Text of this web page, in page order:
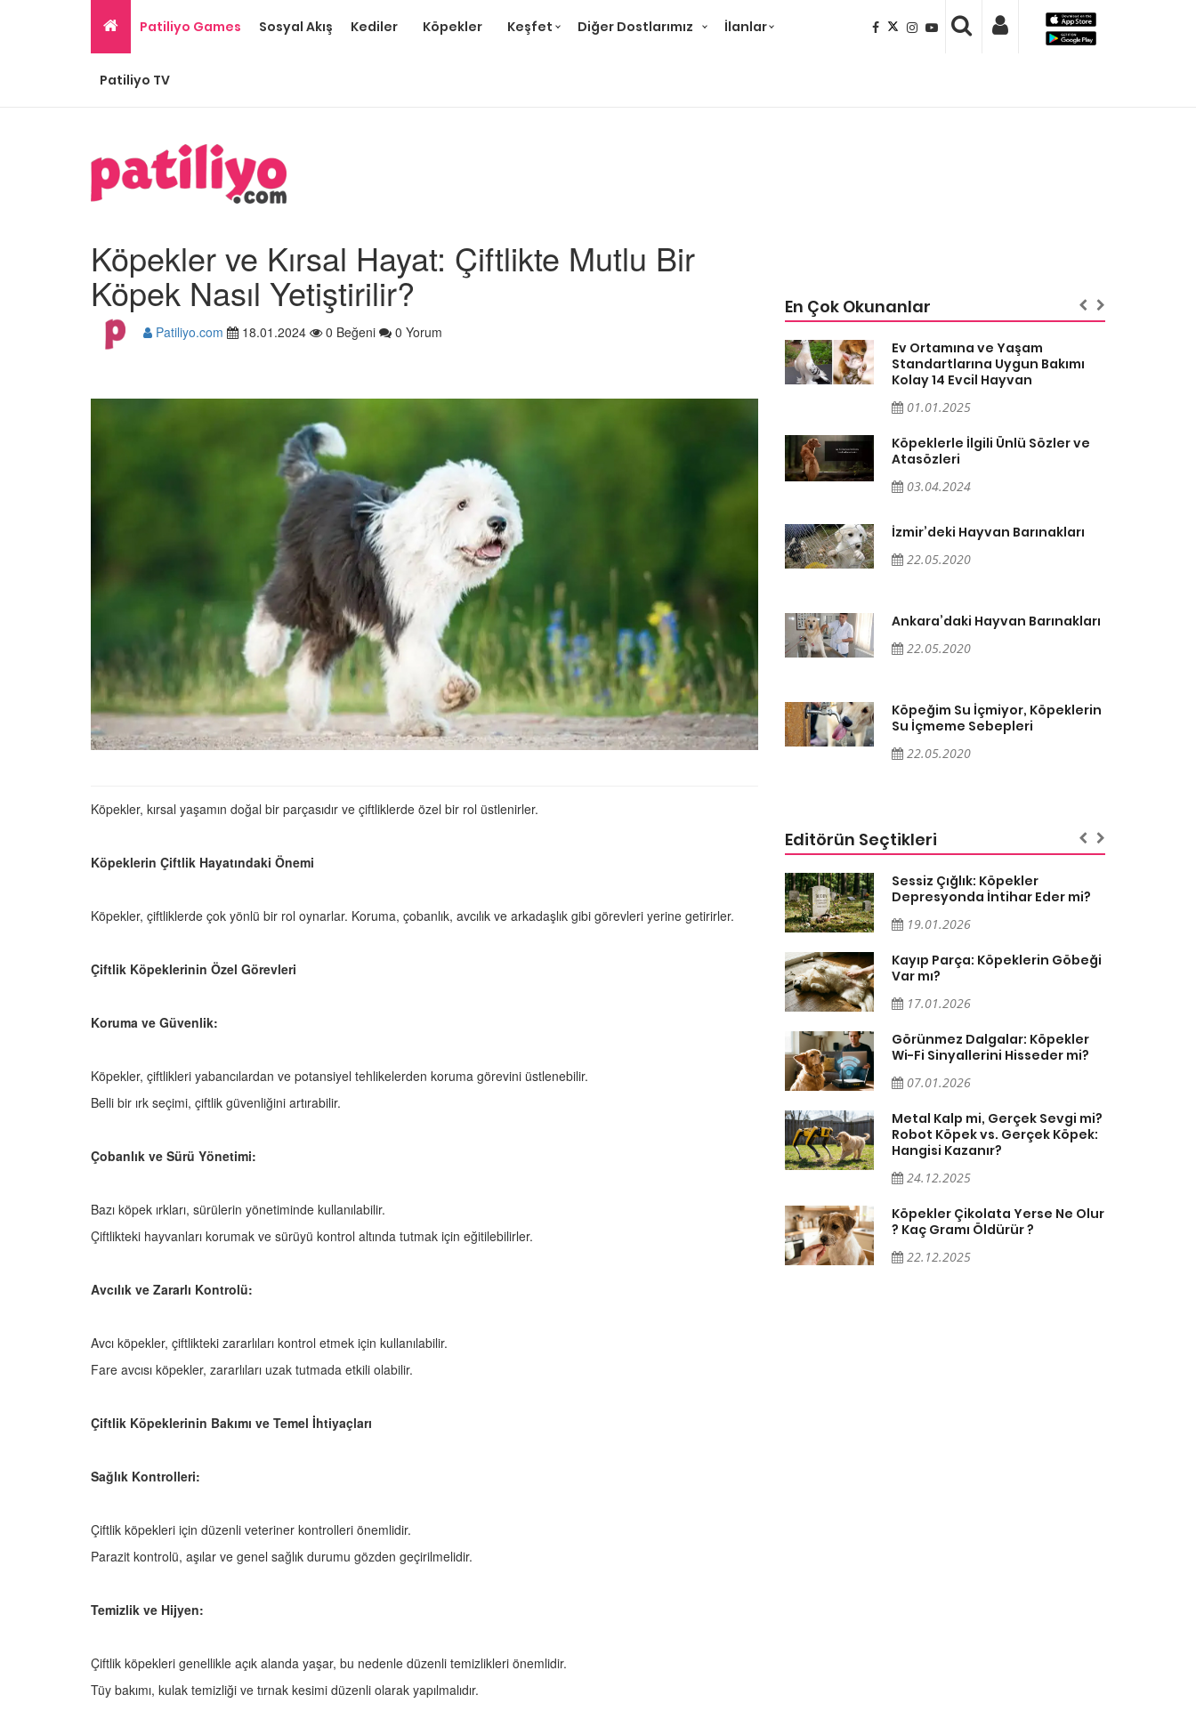
Patiliyo Games Sosyal Akış Kediler Köpekler Keşfet Diğer Dostlarımız İlanlar
Patiliyo TV
Köpekler ve Kırsal Hayat: Çiftlikte Mutlu Bir
Köpek Nasıl Yetiştirilir?
Patiliyo.com 18.01.2024 0 Beğeni 0 Yorum
Köpekler, kırsal yaşamın doğal bir parçasıdır ve çiftliklerde özel bir rol üstlenirler.
Köpeklerin Çiftlik Hayatındaki Önemi
Köpekler, çiftliklerde çok yönlü bir rol oynarlar. Koruma, çobanlık, avcılık ve arkadaşlık gibi görevleri yerine getirirler.
Çiftlik Köpeklerinin Özel Görevleri
Koruma ve Güvenlik:
Köpekler, çiftlikleri yabancılardan ve potansiyel tehlikelerden koruma görevini üstlenebilir.
Belli bir ırk seçimi, çiftlik güvenliğini artırabilir.
Çobanlık ve Sürü Yönetimi:
Bazı köpek ırkları, sürülerin yönetiminde kullanılabilir.
Çiftlikteki hayvanları korumak ve sürüyü kontrol altında tutmak için eğitilebilirler.
Avcılık ve Zararlı Kontrolü:
Avcı köpekler, çiftlikteki zararlıları kontrol etmek için kullanılabilir.
Fare avcısı köpekler, zararlıları uzak tutmada etkili olabilir.
Çiftlik Köpeklerinin Bakımı ve Temel İhtiyaçları
Sağlık Kontrolleri:
Çiftlik köpekleri için düzenli veteriner kontrolleri önemlidir.
Parazit kontrolü, aşılar ve genel sağlık durumu gözden geçirilmelidir.
Temizlik ve Hijyen:
Çiftlik köpekleri genellikle açık alanda yaşar, bu nedenle düzenli temizlikleri önemlidir.
Tüy bakımı, kulak temizliği ve tırnak kesimi düzenli olarak yapılmalıdır.
En Çok Okunanlar
Köpeklerle İlgili Ünlü Sözler ve
Atasözleri
03.04.2024
İzmir’deki Hayvan Barınakları
22.05.2020
Ankara’daki Hayvan Barınakları
22.05.2020
Köpeğim Su İçmiyor, Köpeklerin
Su İçmeme Sebepleri
22.05.2020
Ankara’daki Hayvan Barınakları
22.05.2020
Köpeğim Su İçmiyor, Köpeklerin
Su İçmeme Sebepleri
22.05.2020
Ev Ortamına ve Yaşam
Standartlarına Uygun Bakımı
Kolay 14 Evcil Hayvan
01.01.2025
Köpeklerle İlgili Ünlü Sözler ve
Atasözleri
03.04.2024
İzmir’deki Hayvan Barınakları
22.05.2020
Ankara’daki Hayvan Barınakları
22.05.2020
Köpeğim Su İçmiyor, Köpeklerin
Su İçmeme Sebepleri
22.05.2020
Editörün Seçtikleri
ve Etkili
Rehber ve Korunma Yöntemleri
Çiftlik Kültürü: “Çoban
Tarihte Askeri Köpekler ve
Görevleri: Savaş Meydanlarının
Dört Ayaklı Kahramanları
Köpek Sağlığı: “Köpeklerde
15.10.2025
Sağlıklı Tarifler ve Bilmeniz
Gerekenler
Sessiz Çığlık: Köpekler
Depresyonda İntihar Eder mi?
19.01.2026
Kayıp Parça: Köpeklerin Göbeği
Var mı?
17.01.2026
Görünmez Dalgalar: Köpekler
Wi-Fi Sinyallerini Hisseder mi?
07.01.2026
Metal Kalp mi, Gerçek Sevgi mi?
Robot Köpek vs. Gerçek Köpek:
Hangisi Kazanır?
24.12.2025
Köpekler Çikolata Yerse Ne Olur
? Kaç Gramı Öldürür ?
22.12.2025